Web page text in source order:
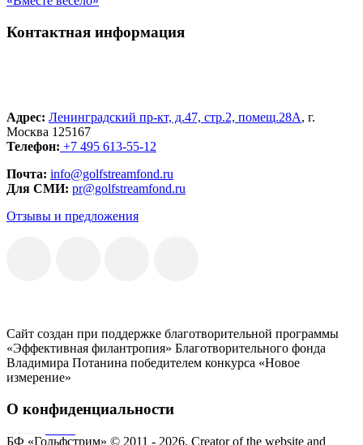
Контактная информация
Адрес: Ленинградский пр-кт, д.47, стр.2, помещ.28А, г.
Москва 125167
Телефон: +7 495 613-55-12
Почта: info@golfstreamfond.ru
Для СМИ: pr@golfstreamfond.ru
Отзывы и предложения
Сайт создан при поддержке благотворительной программы
«Эффективная филантропия» Благотворительного фонда
Владимира Потанина победителем конкурса «Новое
измерение»
О конфиденциальности
БФ «Гольфстрим» © 2011 - 2026. Creator of the website and